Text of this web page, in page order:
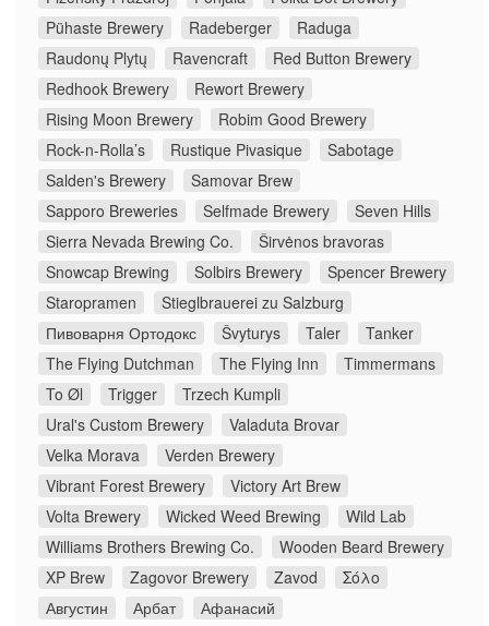
Pühaste Brewery
Radeberger
Raduga
Raudonų Plytų
Ravencraft
Red Button Brewery
Redhook Brewery
Rewort Brewery
Rising Moon Brewery
Robim Good Brewery
Rock-n-Rolla’s
Rustique Pivasique
Sabotage
Salden's Brewery
Samovar Brew
Sapporo Breweries
Selfmade Brewery
Seven Hills
Sierra Nevada Brewing Co.
Širvėnos bravoras
Snowcap Brewing
Solbirs Brewery
Spencer Brewery
Staropramen
Stieglbrauerei zu Salzburg
Пивоварня Ортодокс
Švyturys Taler
Tanker
The Flying Dutchman
The Flying Inn
Timmermans
To Øl
Trigger
Trzech Kumpli
Ural's Custom Brewery
Valaduta Brovar
Velka Morava
Verden Brewery
Vibrant Forest Brewery
Victory Art Brew
Volta Brewery
Wicked Weed Brewing
Wild Lab
Williams Brothers Brewing Co.
Wooden Beard Brewery
XP Brew
Zagovor Brewery Zavod
Σόλο
Августин
Арбат
Афанасий